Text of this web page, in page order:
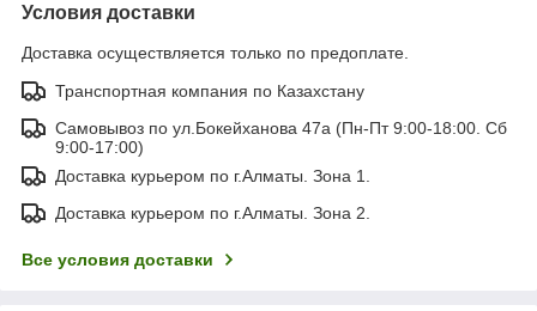
Условия доставки
Доставка осуществляется только по предоплате.
Транспортная компания по Казахстану
Самовывоз по ул.Бокейханова 47а (Пн-Пт 9:00-18:00. Сб
9:00-17:00)
Доставка курьером по г.Алматы. Зона 1.
Доставка курьером по г.Алматы. Зона 2.
Все условия доставки